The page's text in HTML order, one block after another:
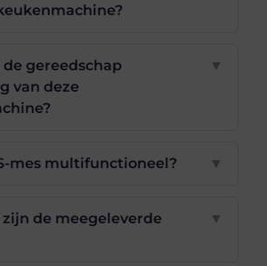
gereedschap
van deze
▼
mes multifunctioneel? ▼
de meegeleverde
▼